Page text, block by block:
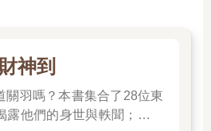
財神到
關羽嗎？本書集合了28位東
他們的身世與軼聞；也介